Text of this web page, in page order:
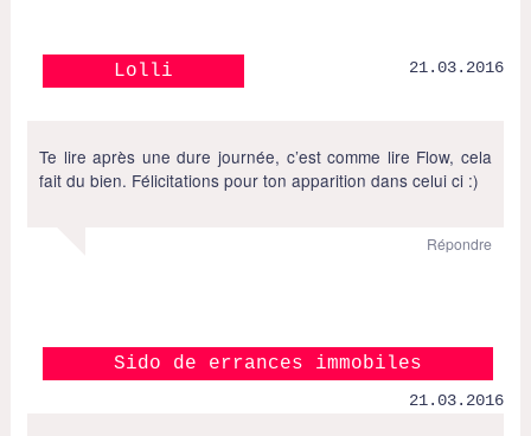
Lolli 21.03.2016
Te lire après une dure journée, c’est comme lire Flow, cela
fait du bien. Félicitations pour ton apparition dans celui ci :)
Répondre
Sido de errances immobiles
21.03.2016